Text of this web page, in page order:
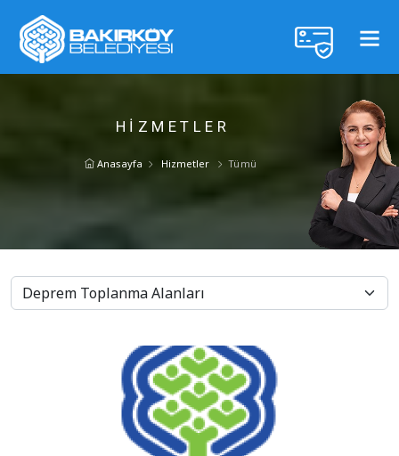
HIZMETLER
Anasayfa Hizmetler Tümü